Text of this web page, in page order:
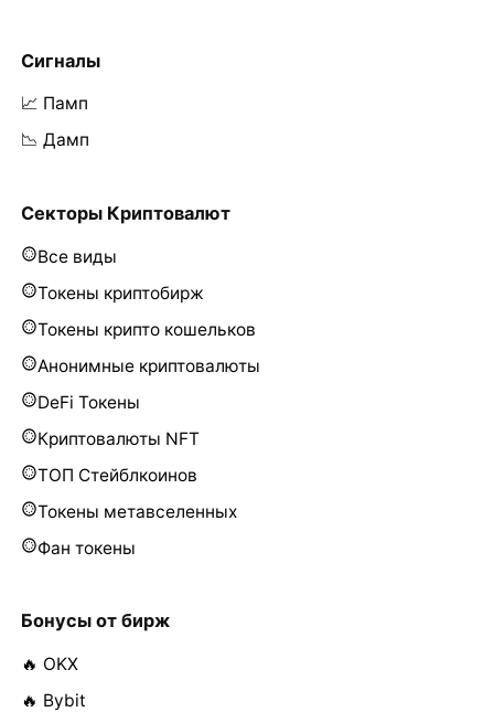
Сигналы
📈 Памп
📉 Дамп
Секторы Криптовалют
Все виды
Токены криптобирж
Токены крипто кошельков
Анонимные криптовалюты
DeFi Токены
Криптовалюты NFT
ТОП Стейблкоинов
Токены метавселенных
Фан токены
Бонусы от бирж
🔥 OKX
🔥 Bybit